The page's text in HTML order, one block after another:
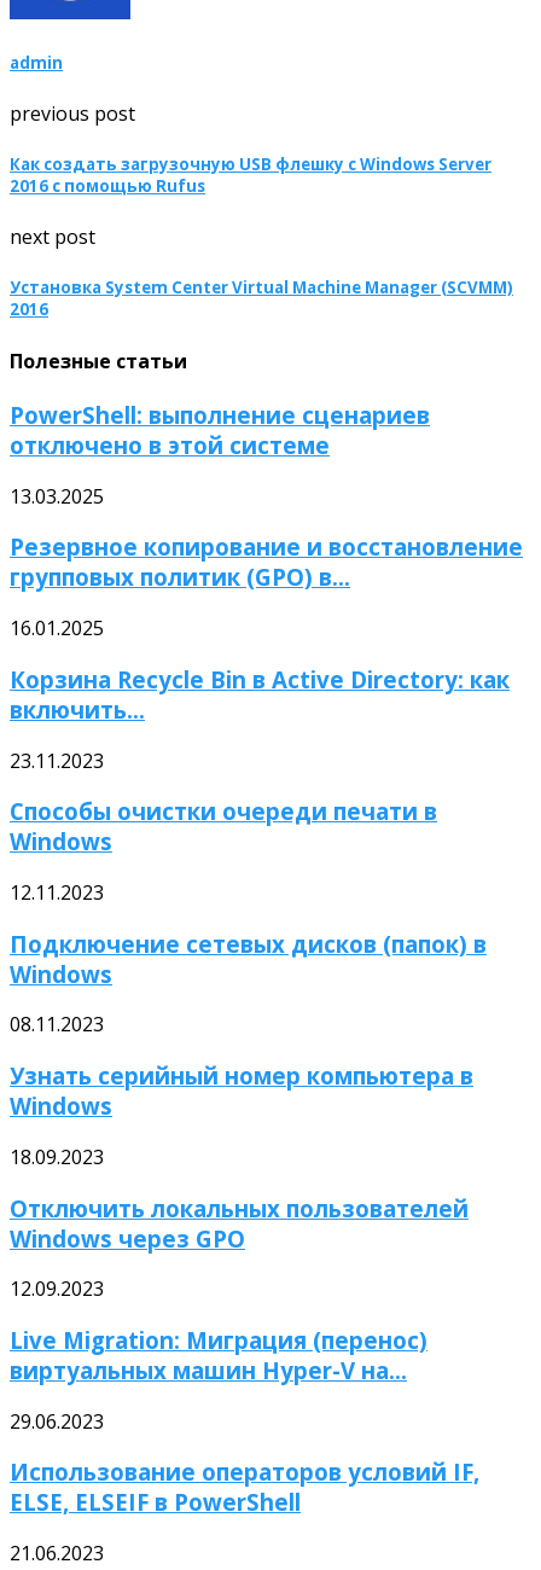
admin
previous post
Как создать загрузочную USB флешку с Windows Server
2016 с помощью Rufus
next post
Установка System Center Virtual Machine Manager (SCVMM)
2016
Полезные статьи
PowerShell: выполнение сценариев
отключено в этой системе
13.03.2025
Резервное копирование и восстановление
групповых политик (GPO) в...
16.01.2025
Корзина Recycle Bin в Active Directory: как
включить...
23.11.2023
Способы очистки очереди печати в
Windows
12.11.2023
Подключение сетевых дисков (папок) в
Windows
08.11.2023
Узнать серийный номер компьютера в
Windows
18.09.2023
Отключить локальных пользователей
Windows через GPO
12.09.2023
Live Migration: Миграция (перенос)
виртуальных машин Hyper-V на...
29.06.2023
Использование операторов условий IF,
ELSE, ELSEIF в PowerShell
21.06.2023